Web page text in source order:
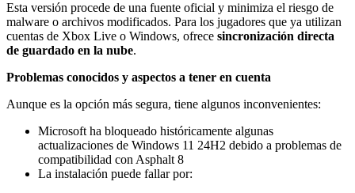
Esta versión procede de una fuente oficial y minimiza el riesgo de
malware o archivos modificados. Para los jugadores que ya utilizan
cuentas de Xbox Live o Windows, ofrece sincronización directa
de guardado en la nube.
Problemas conocidos y aspectos a tener en cuenta
Aunque es la opción más segura, tiene algunos inconvenientes:
Microsoft ha bloqueado históricamente algunas
actualizaciones de Windows 11 24H2 debido a problemas de
compatibilidad con Asphalt 8
La instalación puede fallar por: